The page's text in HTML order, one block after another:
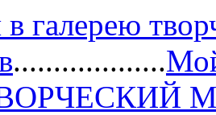
галерею
...................